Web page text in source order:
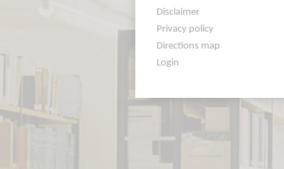
Disclaimer
Privacy policy
Directions map
Login